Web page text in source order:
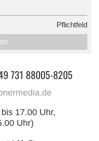
Pflichtfeld
731 88005-8205
17.00 Uhr,
Uhr)